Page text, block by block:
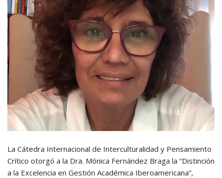
La Cátedra Internacional de Interculturalidad y Pensamiento
Crítico otorgó a la Dra. Mónica Fernández Braga la “Distinción
a la Excelencia en Gestión Académica Iberoamericana”,